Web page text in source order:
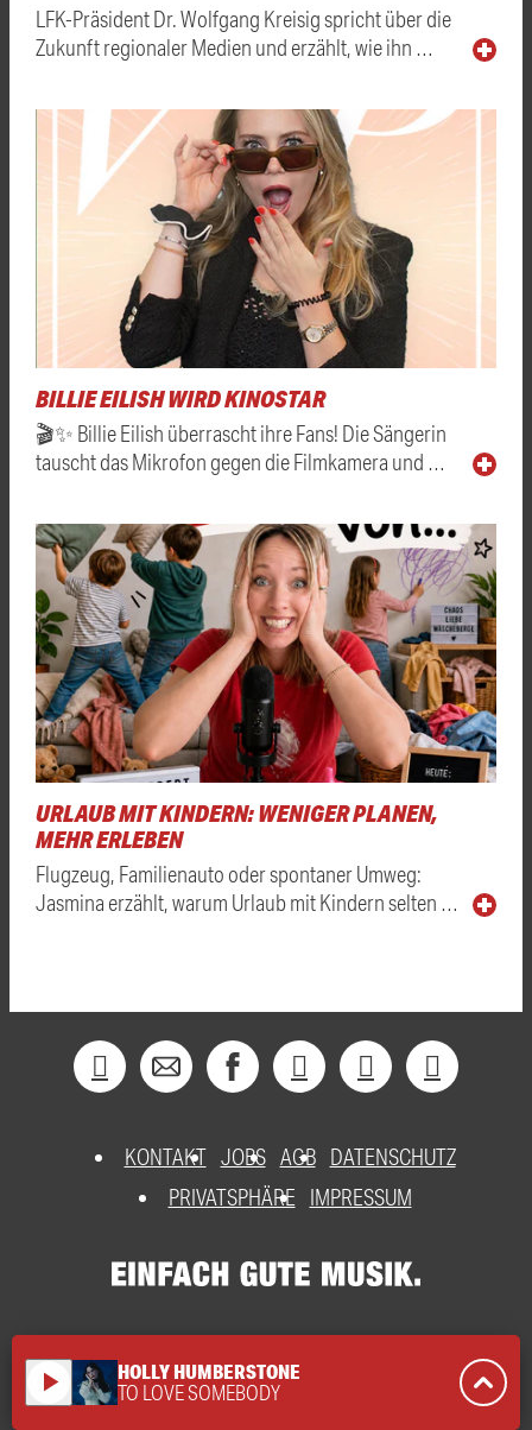
LFK-Präsident Dr. Wolfgang Kreisig spricht über die
Zukunft regionaler Medien und erzählt, wie ihn …
BILLIE EILISH WIRD KINOSTAR
🎬✨ Billie Eilish überrascht ihre Fans! Die Sängerin
tauscht das Mikrofon gegen die Filmkamera und …
URLAUB MIT KINDERN: WENIGER PLANEN,
MEHR ERLEBEN
Flugzeug, Familienauto oder spontaner Umweg:
Jasmina erzählt, warum Urlaub mit Kindern selten …
KONTAKT JOBS AGB DATENSCHUTZ
PRIVATSPHÄRE
IMPRESSUM
play_arrow HOLLY HUMBERSTONE
TO LOVE SOMEBODY